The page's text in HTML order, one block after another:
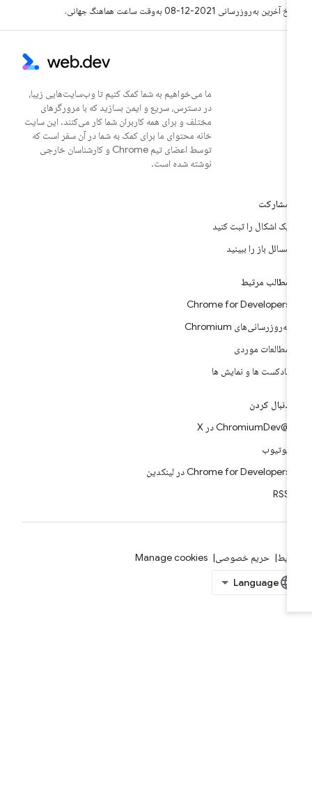
آخرین به‌روزرسانی 2021-12-08 به‌وقت ساعت هماهنگ جهانی.
ما می‌خواهیم به شما کمک کنیم تا وب‌سایت‌هایی زیبا،
در دسترس، سریع و ایمن بسازید که با مرورگرهای
مختلف و برای همه کاربران شما کار می‌کنند. این سایت
خانه محتوای ما برای کمک به شما در آن سفر است که
توسط اعضای تیم Chrome و کارشناسان خارجی
نوشته شده است.
مشارکت
یک اشکال را ثبت کنید
مسائل باز را ببینید
مطالب مرتبط
Chrome for Developers
به‌روزرسانی‌های Chromium
مطالعات موردی
پادکست ها و نمایش ها
دنبال کردن
یوتیوب
Chrome for Developers در لینکدین
حریم خصوصی Manage cookies